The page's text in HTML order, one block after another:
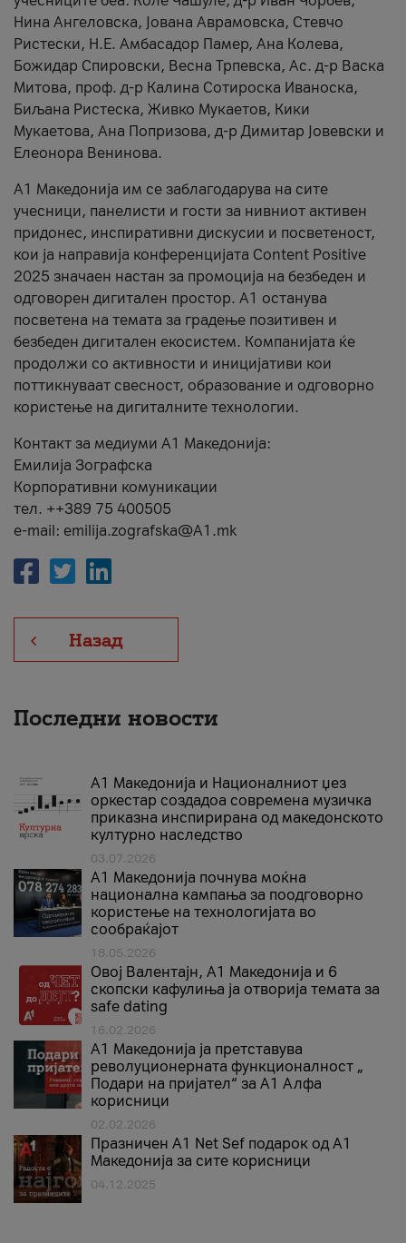
Нина Ангеловска, Јована Аврамовска, Стевчо
Ристески, Н.Е. Амбасадор Памер, Ана Колева,
Божидар Спировски, Весна Трпевска, Ас. д-р Васка
Митова, проф. д-р Калина Сотироска Иваноска,
Биљана Ристеска, Живко Мукаетов, Кики
Мукаетова, Ана Попризова, д-р Димитар Јовевски и
Елеонора Венинова.
А1 Македонија им се заблагодарува на сите
учесници, панелисти и гости за нивниот активен
придонес, инспиративни дискусии и посветеност,
кои ја направија конференцијата Content Positive
2025 значаен настан за промоција на безбеден и
одговорен дигитален простор. А1 останува
посветена на темата за градење позитивен и
безбеден дигитален екосистем. Компанијата ќе
продолжи со активности и иницијативи кои
поттикнуваат свесност, образование и одговорно
користење на дигиталните технологии.
Контакт за медиуми А1 Македонија:
Емилија Зографска
Корпоративни комуникации
тел. ++389 75 400505
e-mail: emilija.zografska@A1.mk
Назад
Последни новости
А1 Македонија и Националниот џез
оркестар создадоа современа музичка
приказна инспирирана од македонското
културно наследство
03.07.2026
A1 Македонија почнува моќна
национална кампања за поодговорно
користење на технологијата во
сообраќајот
18.05.2026
Овој Валентајн, A1 Македонија и 6
скопски кафулиња ја отворија темата за
safe dating
16.02.2026
А1 Македонија ја претставува
револуционерната функционалност „
Подари на пријател“ за А1 Алфа
корисници
02.02.2026
Празничен A1 Net Sеf подарок од А1
Македонија за сите корисници
04.12.2025